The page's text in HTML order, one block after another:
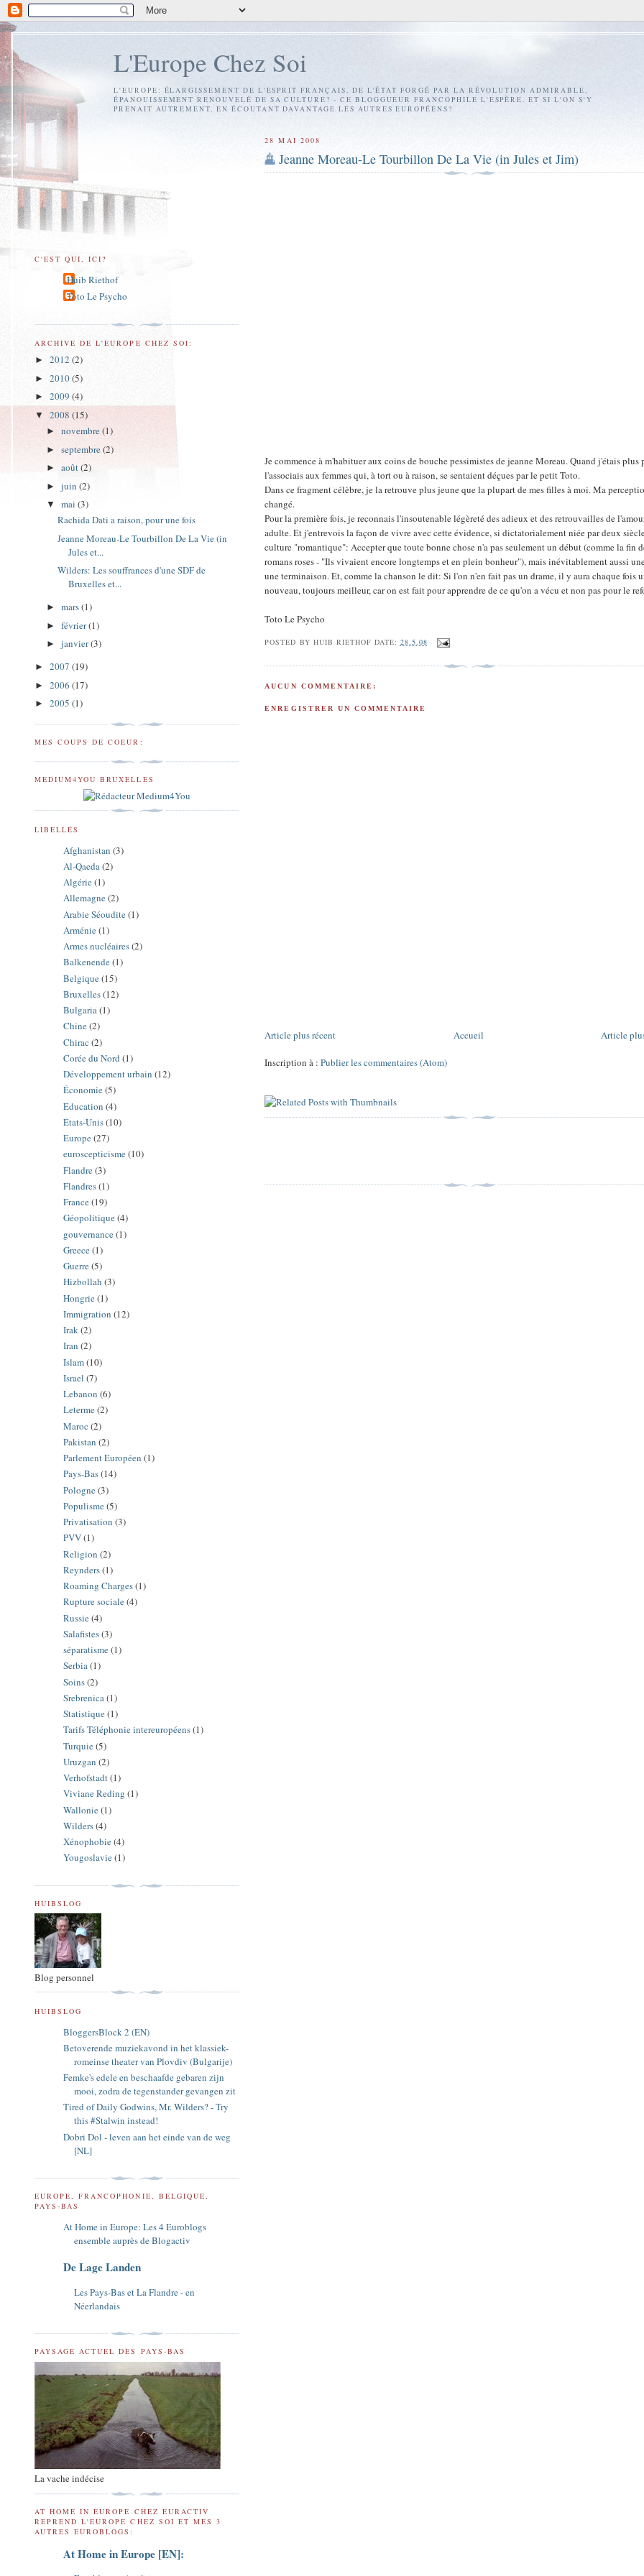
L'Europe Chez Soi
L'EUROPE: ÉLARGISSEMENT DE L'ESPRIT FRANÇAIS, DE L'ÉTAT FORGÉ PAR LA RÉVOLUTION ADMIRABLE,
ÉPANOUISSEMENT RENOUVELÉ DE SA CULTURE? - CE BLOGGUEUR FRANCOPHILE L'ESPÈRE. ET SI L'ON S'Y
PRENAIT AUTREMENT, EN ÉCOUTANT DAVANTAGE LES AUTRES EUROPÉENS?
28 MAI 2008
Jeanne Moreau-Le Tourbillon De La Vie (in Jules et Jim)
Je commence à m'habituer aux coins de bouche pessimistes de jeanne Moreau. Quand j'étais plus
l'associais aux femmes qui, à tort ou à raison, se sentaient déçues par le petit Toto.
Dans ce fragment célèbre, je la retrouve plus jeune que la plupart de mes filles à moi. Ma
changé.
Pour la première fois, je reconnais l'insoutenable légèreté des adieux et des retrouvailles de
adulte. Et j'entrevois la façon de vivre avec cette évidence, si dictatorialement niée par deux
culture "romantique": Accepter que toute bonne chose n'a pas seulement un début (comme la fin
romans roses - "Ils vivaient encore longtemps et en plein bonheur"), mais inévitablement aussi
une terminaison. Et, comme la chanson le dit: Si l'on n'en fait pas un drame, il y aura chaque fois
nouveau, toujours meilleur, car on est fait pour apprendre de ce qu'on a vécu et non pas pour le
Toto Le Psycho
POSTED BY HUIB RIETHOF DATE: 28.5.08
AUCUN COMMENTAIRE:
ENREGISTRER UN COMMENTAIRE
Article plus récent Article
Accueil
Inscription à :Publier les commentaires (Atom)
C'EST QUI, ICI?
Huib Riethof
Toto Le Psycho
ARCHIVE DE L'EUROPE CHEZ SOI:
► 2012 (2)
► 2010(5)
► 2009 (4)
▼ 2008 (15)
► novembre(1)
► septembre(2)
► août(2)
► juin (2)
▼ mai (3)
Rachida Dati a raison, pour une fois
Jeanne Moreau-Le Tourbillon De La Vie (in
Jules et...
Wilders: Les souffrances d'une SDF de
Bruxelles et...
► mars(1)
► février(1)
► janvier(3)
► 2007 (19)
► 2006 (17)
► 2005 (1)
MES COUPS DE COEUR:
MEDIUM4YOU BRUXELLES
LIBELLÉS
Afghanistan (3)
Al-Qaeda(2)
Algérie(1)
Allemagne(2)
Arabie Séoudite(1)
Arménie(1)
Armes nucléaires(2)
Balkenende(1)
Belgique(15)
Bruxelles(12)
Bulgaria(1)
Chine(2)
Chirac (2)
Corée du Nord (1)
Développement urbain (12)
Économie(5)
Education (4)
États-Unis(10)
Europe(27)
euroscepticisme(10)
Flandre(3)
Flandres(1)
France(19)
Géopolitique(4)
gouvernance(1)
Greece(1)
Guerre(5)
Hizbollah (3)
Hongrie(1)
Immigration (12)
Irak(2)
Iran (2)
Islam(10)
Israel (7)
Lebanon (6)
Leterme(2)
Maroc (2)
Pakistan (2)
Parlement Européen (1)
Pays-Bas(14)
Pologne(3)
Populisme(5)
Privatisation (3)
PVV(1)
Religion (2)
Reynders(1)
Roaming Charges(1)
Rupture sociale(4)
Russie(4)
Salafistes(3)
séparatisme(1)
Serbia(1)
Soins(2)
Srebrenica(1)
Statistique(1)
Tarifs Téléphonie intereuropéens(1)
Turquie(5)
Uruzgan (2)
Verhofstadt(1)
Viviane Reding (1)
Wallonie(1)
Wilders(4)
Xénophobie(4)
Yougoslavie(1)
HUIBSLOG
Blog personnel
HUIBSLOG
BloggersBlock 2 (EN)
Betoverende muziekavond in het klassiek-
romeinse theater van Plovdiv (Bulgarije)
Femke's edele en beschaafde gebaren zijn
mooi, zodra de tegenstander gevangen zit
Tired of Daily Godwins, Mr. Wilders? - Try
this #Stalwin instead!
Dobri Dol - leven aan het einde van de weg
[NL]
EUROPE, FRANCOPHONIE, BELGIQUE,
PAYS-BAS
At Home in Europe: Les 4 Euroblogs
ensemble auprès de Blogactiv
De Lage Landen
Les Pays-Bas et La Flandre - en
Néerlandais
PAYSAGE ACTUEL DES PAYS-BAS
La vache indécise
AT HOME IN EUROPE CHEZ EURACTIV
REPREND L'EUROPE CHEZ SOI ET MES 3
AUTRES EUROBLOGS:
At Home in Europe [EN]: